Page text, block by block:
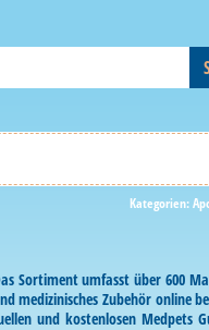
Kategorien:
Sortiment umfasst über 600
medizinisches Zubehör online
und kostenlosen Medpets